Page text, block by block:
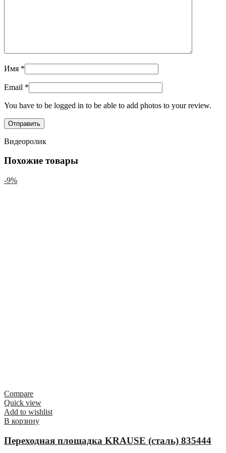
Имя *
Email *
You have to be logged in to be able to add photos to your review.
Видеоролик
Похожие товары
-9%
Compare
Quick view
Add to wishlist
В корзину
Переходная площадка KRAUSE (сталь) 835444